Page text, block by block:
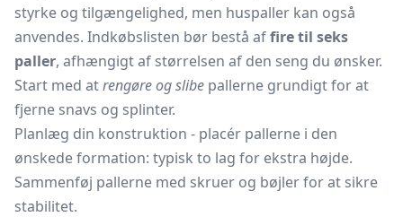
styrke og tilgængelighed, men huspaller kan også
anvendes. Indkøbslisten bør bestå affire til seks
paller, afhængigt af størrelsen af den seng du ønsker.
Start med atrengøre og slibe pallerne grundigt for at
fjerne snavs og splinter.
Planlæg din konstruktion - placér pallerne i den
ønskede formation: typisk to lag for ekstra højde.
Sammenføj pallerne med skruer og bøjler for at sikre
stabilitet.